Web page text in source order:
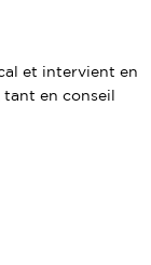
et intervient en
en conseil